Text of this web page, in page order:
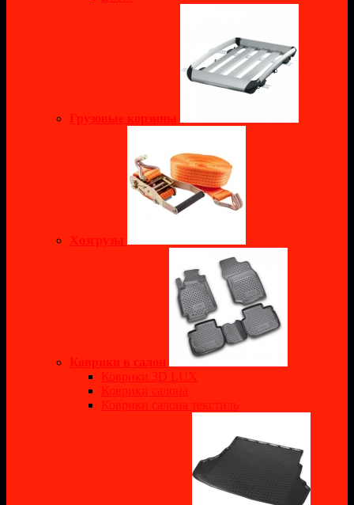
Грузовые корзины
Хозгрузы
Коврики в салон
Коврики 3D LUX
Коврики салона
Коврики салона текстиль